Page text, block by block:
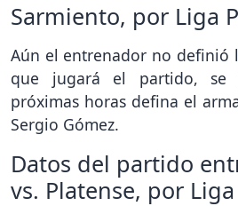
Sarmiento, por Liga
Aún el entrenador no definió
que jugará el partido, se
próximas horas defina el
Sergio Gómez.
Datos del partido
vs. Platense, por